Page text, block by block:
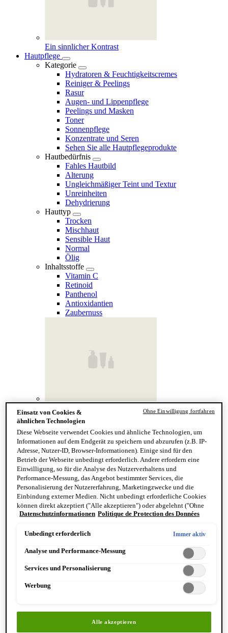
Ein sinnlicher Kontrast
Hautpflege
Kategorie
Hydratoren & Feuchtigkeitscremes
Reiniger & Peelings
Rasur
Augen- und Lippenpflege
Peelings und Masken
Toner
Sonnenpflege
Konzentrate und Seren
Sehen Sie alle Hautpflegeprodukte
Hautbedürfnis
Fahles Hautbild
Alterung
Ungleichmäßiger Teint und Textur
Unreinheiten
Dehydrierung
Hauttyp
Trocken
Mischhaut
Sensible Haut
Normal
Ölig
Inhaltsstoffe
Vitamin C
Retinoid
Panthenol
Antioxidantien
Zaubernuss
Hand & Körper
Kategorie
Handseife & Balsam
Seife am Stück
Reinigung & Peeling für den Körper
Körperbalsame und Öle
Mundpflege & Deodorants
Alle Hand- und Körperpflegeprodukte anzeigen
Bemerkenswerte Formulierungen
Resurrection Aromatique Hand Wash
Eleos Aromatique Hand Balm
Antithesis Intense Body Cleanser
Entdecken Sie Hand & Körper
Einsatz von Cookies &
ähnlichen Technologien
Diese Webseite verwendet Cookies und ähnliche Technologien, um
Informationen auf dem Endgerät zu speichern und abzurufen (z.B. IP-
Adresse, Nutzer-ID, Browser-Informationen). Einige sind für den
Betrieb der Webseite unbedingt erforderlich. Andere erfordern eine
Einwilligung, so für die Analyse des Nutzerverhaltens und
Performance-Messung, das Angebot bestimmter Services, die
Personalisierung der Nutzererfahrung, Marketingzwecke und die
Einbindung externer Medien. Nicht unbedingt erforderliche Cookies
können direkt akzeptiert ("Alle akzeptieren") oder abgelehnt ("Ohne
Einwilligung fortfahren") werden. Individuelle Anpassungen der
speichern"). Die Auswahl kann jederzeit unter dem Link "Cookie-
Datenschutzinformationen.
Datenschutzinformationen Politique de Protection des Données
Unbedingt erforderlich Immer aktiv
Analyse und Performance-Messung
Services und Personalisierung
Werbung
Alle akzeptieren
Ohne Einwilligung fortfahren